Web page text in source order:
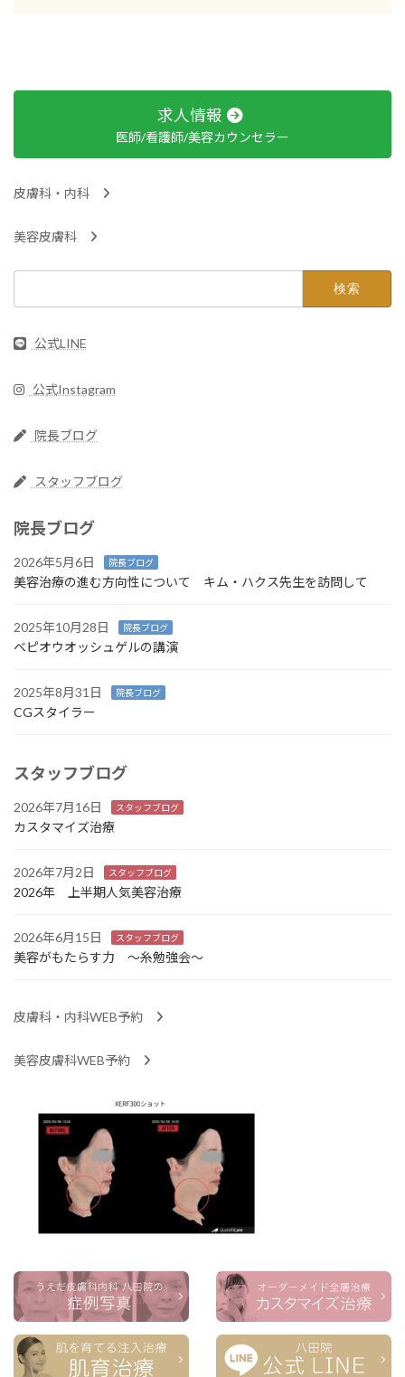
求人情報
医師/看護師/美容カウンセラー
皮膚科・内科
美容皮膚科
公式LINE
公式Instagram
院長ブログ
スタッフブログ
院長ブログ
2026年5月6日 院長ブログ
美容治療の進む方向性について キム・ハクス先生を訪問して
2025年10月28日 院長ブログ
ベピオウオッシュゲルの講演
2025年8月31日 院長ブログ
CGスタイラー
スタッフブログ
2026年7月16日 スタッフブログ
カスタマイズ治療
2026年7月2日 スタッフブログ
2026年 上半期人気美容治療
2026年6月15日 スタッフブログ
美容がもたらす力 ～糸勉強会～
皮膚科・内科WEB予約
美容皮膚科WEB予約